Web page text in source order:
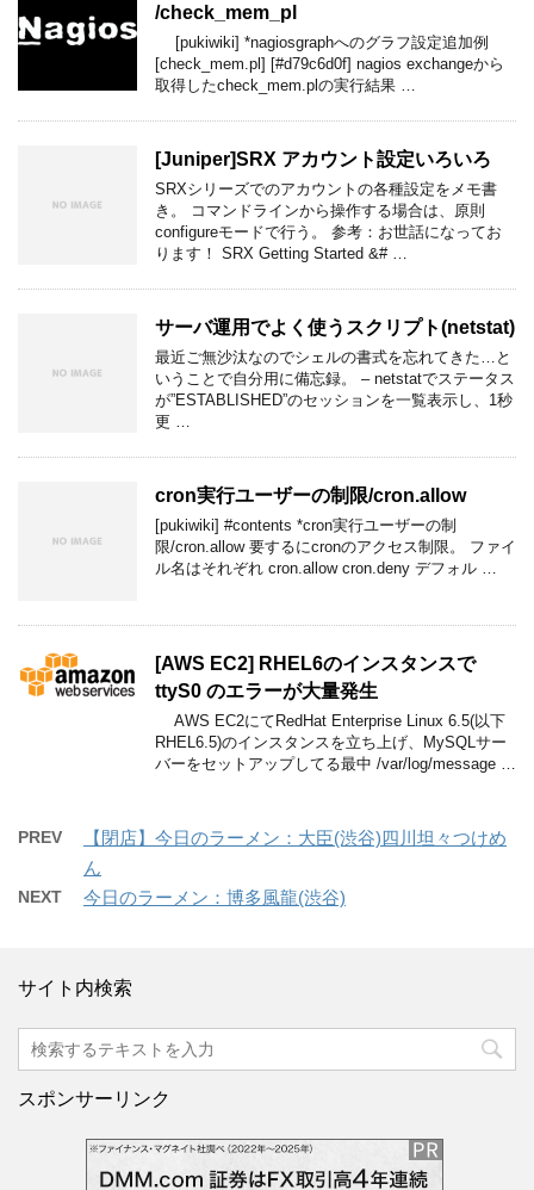
/check_mem_pl
[pukiwiki] *nagiosgraphへのグラフ設定追加例
[check_mem.pl] [#d79c6d0f] nagios exchangeから
取得したcheck_mem.plの実行結果 …
[Juniper]SRX アカウント設定いろいろ
SRXシリーズでのアカウントの各種設定をメモ書
き。 コマンドラインから操作する場合は、原則
configureモードで行う。 参考：お世話になってお
ります！ SRX Getting Started &# …
サーバ運用でよく使うスクリプト(netstat)
最近ご無沙汰なのでシェルの書式を忘れてきた…と
いうことで自分用に備忘録。 – netstatでステータス
が”ESTABLISHED”のセッションを一覧表示し、1秒
更 …
cron実行ユーザーの制限/cron.allow
[pukiwiki] #contents *cron実行ユーザーの制
限/cron.allow 要するにcronのアクセス制限。 ファイ
ル名はそれぞれ cron.allow cron.deny デフォル …
[AWS EC2] RHEL6のインスタンスで
ttyS0 のエラーが大量発生
AWS EC2にてRedHat Enterprise Linux 6.5(以下
RHEL6.5)のインスタンスを立ち上げ、MySQLサー
バーをセットアップしてる最中 /var/log/message …
PREV
【閉店】今日のラーメン：大臣(渋谷)四川坦々つけめ
ん
NEXT 今日のラーメン：博多風龍(渋谷)
サイト内検索
スポンサーリンク